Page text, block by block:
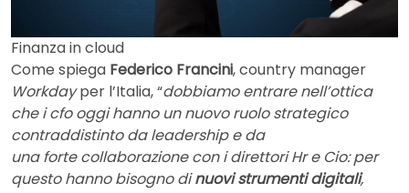
Finanza in cloud
Come spiega Federico Francini, country manager
Workdayper l’Italia, “dobbiamo entrare nell’ottica
che i cfo oggi hanno un nuovo ruolo strategico
contraddistinto da leadership e da
una forte collaborazione con i direttori Hr e Cio: per
questo hanno bisogno dinuovi strumenti digitali,